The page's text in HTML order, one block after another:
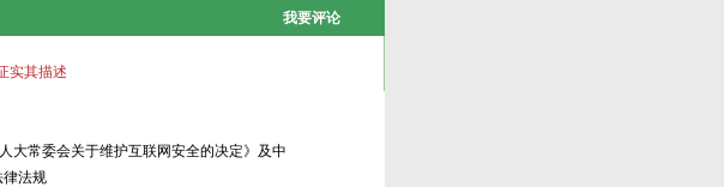
我要评论
实其描述
大常委会关于维护互联网安全的决定》及中
法规